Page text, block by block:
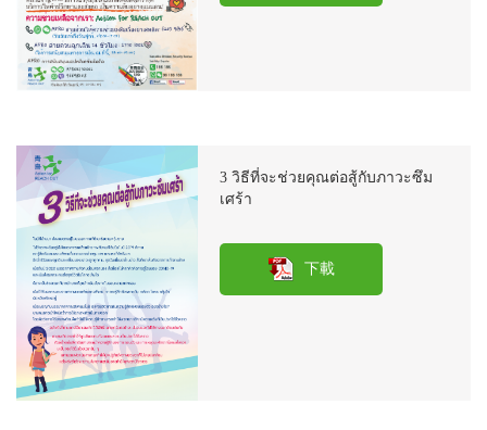
3 วิธีที่จะช่วยคุณต่อสู้กับภาวะซึม
เศร้า
下載